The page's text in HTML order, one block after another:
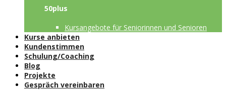
50plus
Kursangebote für Seniorinnen und Senioren
Kurse anbieten
Kundenstimmen
Schulung/Coaching
Blog
Projekte
Gespräch vereinbaren